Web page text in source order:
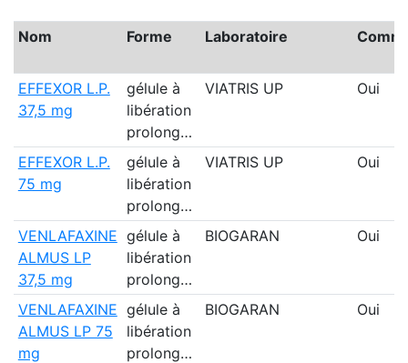
Nom Forme Laboratoire
EFFEXOR L.P.
37,5 mg
gélule à
libération
prolong…
VIATRIS UP Oui
EFFEXOR L.P.
75 mg
gélule à
libération
prolong…
VIATRIS UP Oui
VENLAFAXINE
ALMUS LP
37,5 mg
gélule à
libération
prolong…
BIOGARAN Oui
VENLAFAXINE
ALMUS LP 75
mg
gélule à
libération
prolong…
BIOGARAN Oui